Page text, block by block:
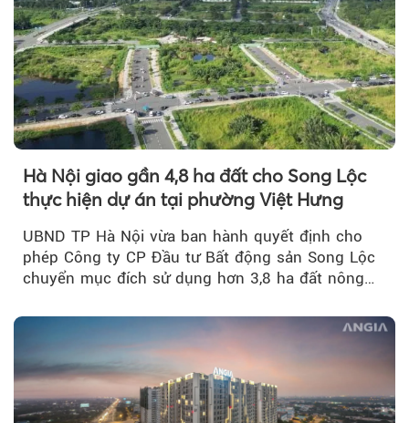
Hà Nội giao gần 4,8 ha đất cho Song Lộc
thực hiện dự án tại phường Việt Hưng
UBND TP Hà Nội vừa ban hành quyết định cho
phép Công ty CP Đầu tư Bất động sản Song Lộc
chuyển mục đích sử dụng hơn 3,8 ha đất nông